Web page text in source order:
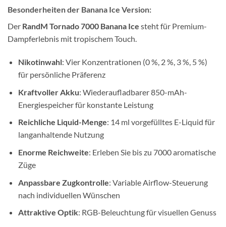
Besonderheiten der Banana Ice Version:
Der RandM Tornado 7000 Banana Ice steht für Premium-
Dampferlebnis mit tropischem Touch.
Nikotinwahl: Vier Konzentrationen (0 %, 2 %, 3 %, 5 %)
für persönliche Präferenz
Kraftvoller Akku: Wiederaufladbarer 850-mAh-
Energiespeicher für konstante Leistung
Reichliche Liquid-Menge: 14 ml vorgefülltes E-Liquid für
langanhaltende Nutzung
Enorme Reichweite: Erleben Sie bis zu 7000 aromatische
Züge
Anpassbare Zugkontrolle: Variable Airflow-Steuerung
nach individuellen Wünschen
Attraktive Optik: RGB-Beleuchtung für visuellen Genuss